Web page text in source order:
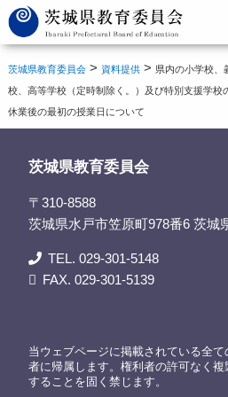
茨城県教育委員会 > 資料提供 > 県内の小学校、
校、高等学校（定時制除く。）及び特別支援学
休業後の最初の授業日について
茨城県教育委員会
〒310-8588
茨城県水戸市笠原町978番6 茨城
TEL. 029-301-5148
FAX. 029-301-5139
当ウェブページに掲載されている全
者に帰属します。権利者の許可なく
することを固く禁じます。